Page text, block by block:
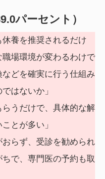
パーセント）
休養を推奨されるだけ
場環境が変わるわけで
どを確実に行う仕組み
はないか」
らうだけで、具体的な解
とが多い」
おらず、受診を勧められ
で、専門医の予約も取